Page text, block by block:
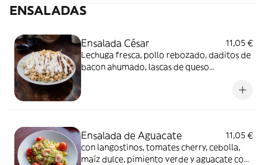
ENSALADAS
Ensalada César
11,05 €
Lechuga fresca, pollo rebozado, daditos de
bacon ahumado, lascas de queso
Ensalada de Aguacate
11,05 €
con langostinos, tomates cherry, cebolla,
maíz dulce, pimiento verde y aguacate con